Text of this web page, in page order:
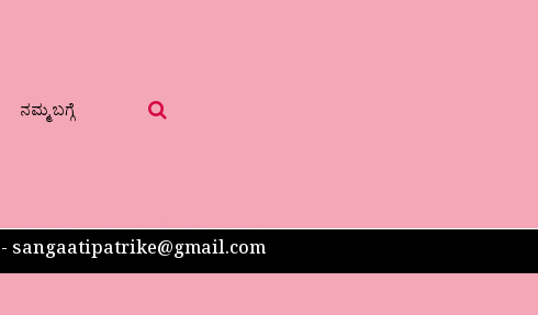
ನಮ್ಮ ಬಗ್ಗೆ
sangaatipatrike@gmail.com